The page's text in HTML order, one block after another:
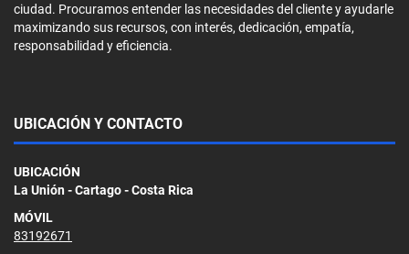
ciudad. Procuramos entender las necesidades del cliente y ayudarle
maximizando sus recursos, con interés, dedicación, empatía,
responsabilidad y eficiencia.
UBICACIÓN Y CONTACTO
UBICACIÓN
La Unión - Cartago - Costa Rica
MÓVIL
83192671